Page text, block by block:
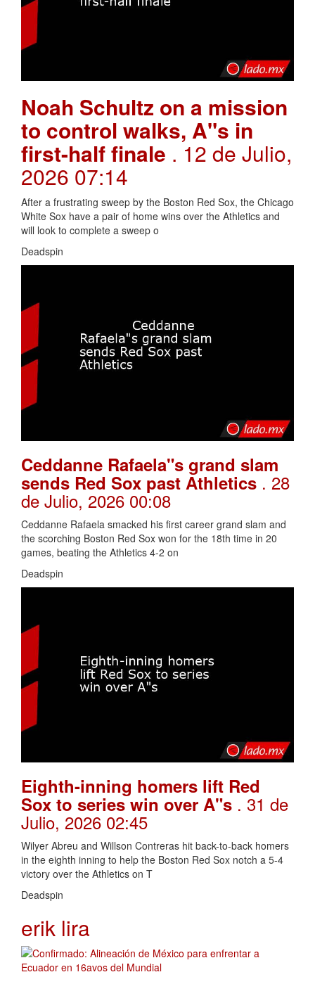
Noah Schultz on a mission
to control walks, A"s in
first-half finale . 12 de Julio,
2026 07:14
After a frustrating sweep by the Boston Red Sox, the Chicago
White Sox have a pair of home wins over the Athletics and
will look to complete a sweep o
Deadspin
Ceddanne Rafaela"s grand slam
sends Red Sox past Athletics . 28
de Julio, 2026 00:08
Ceddanne Rafaela smacked his first career grand slam and
the scorching Boston Red Sox won for the 18th time in 20
games, beating the Athletics 4-2 on
Deadspin
Eighth-inning homers lift Red
Sox to series win over A"s . 31 de
Julio, 2026 02:45
Wilyer Abreu and Willson Contreras hit back-to-back homers
in the eighth inning to help the Boston Red Sox notch a 5-4
victory over the Athletics on T
Deadspin
erik lira